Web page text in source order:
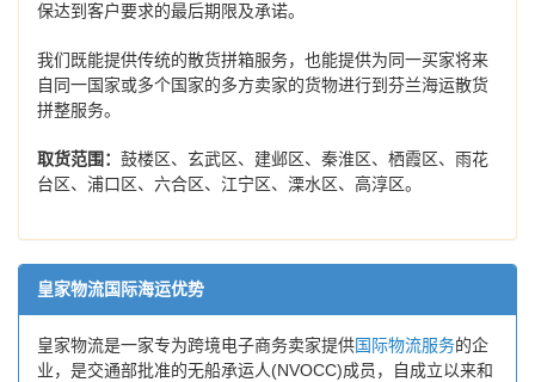
保达到客户要求的最后期限及承诺。
我们既能提供传统的散货拼箱服务，也能提供为同一买家将来
自同一国家或多个国家的多方卖家的货物进行到芬兰海运散货
拼整服务。
取货范围： 鼓楼区、玄武区、建邺区、秦淮区、栖霞区、雨花
台区、浦口区、六合区、江宁区、溧水区、高淳区。
皇家物流国际海运优势
皇家物流是一家专为跨境电子商务卖家提供国际物流服务的企
业，是交通部批准的无船承运人(NVOCC)成员，自成立以来和